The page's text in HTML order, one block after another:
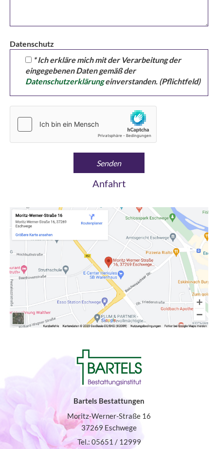
Datenschutz
* Ich erkläre mich mit der Verarbeitung der
eingegebenen Daten gemäß der
Datenschutzerklärungeinverstanden. (Pflichtfeld)
Anfahrt
Bartels Bestattungen
Moritz-Werner-Straße 16
37269 Eschwege
Tel.: 05651 / 12999